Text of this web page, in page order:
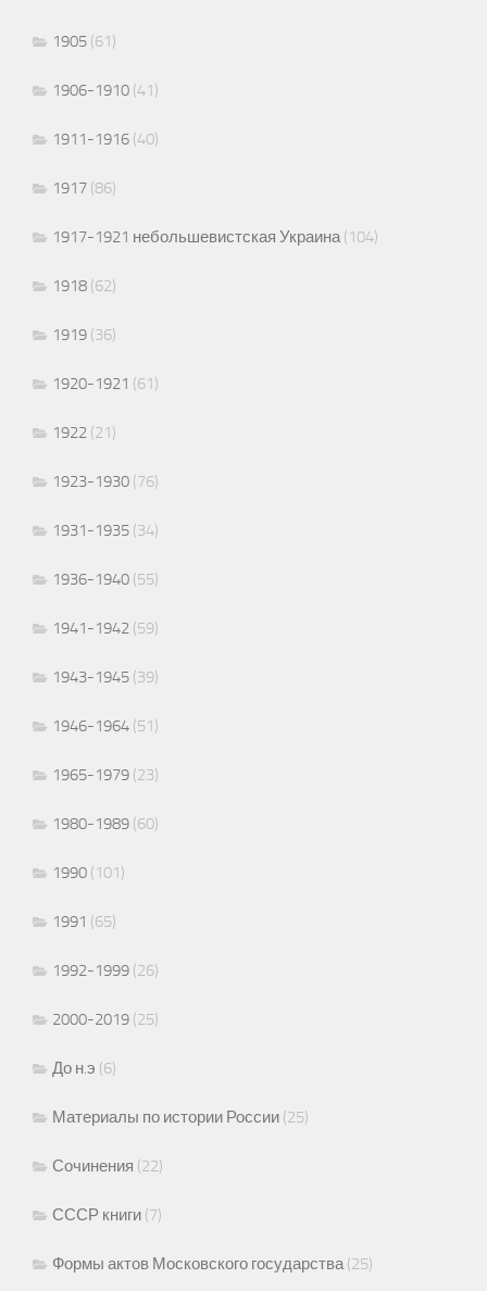
1905 (61)
1906-1910 (41)
1911-1916 (40)
1917 (86)
1917-1921 небольшевистская Украина(104)
1918 (62)
1919 (36)
1920-1921 (61)
1922 (21)
1923-1930 (76)
1931-1935 (34)
1936-1940 (55)
1941-1942 (59)
1943-1945 (39)
1946-1964 (51)
1965-1979 (23)
1980-1989 (60)
1990 (101)
1991 (65)
1992-1999 (26)
2000-2019 (25)
До н.э (6)
Материалы по истории России (25)
Сочинения (22)
СССР книги (7)
Формы актов Московского государства(25)